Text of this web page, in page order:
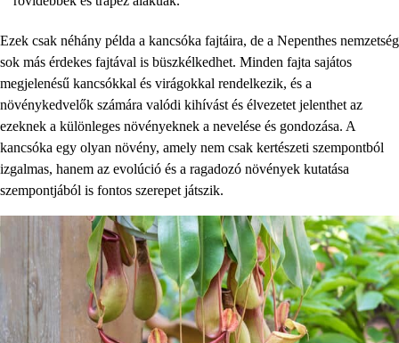
Ezek csak néhány példa a kancsóka fajtáira, de a Nepenthes nemzetség
sok más érdekes fajtával is büszkélkedhet. Minden fajta sajátos
megjelenésű kancsókkal és virágokkal rendelkezik, és a
növénykedvelők számára valódi kihívást és élvezetet jelenthet az
ezeknek a különleges növényeknek a nevelése és gondozása. A
kancsóka egy olyan növény, amely nem csak kertészeti szempontból
izgalmas, hanem az evolúció és a ragadozó növények kutatása
szempontjából is fontos szerepet játszik.